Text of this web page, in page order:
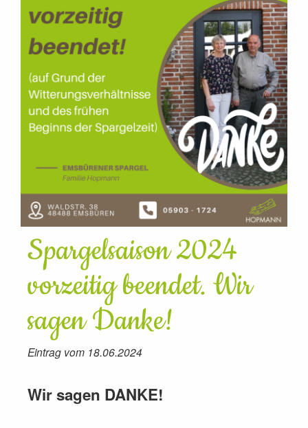
Spargelsaison 2024
vorzeitig beendet. Wir
sagen Danke!
Eintrag vom 18.06.2024
Wir sagen DANKE!